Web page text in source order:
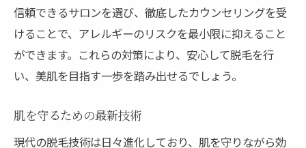
信頼できるサロンを選び、徹底したカウンセリングを受
けることで、アレルギーのリスクを最小限に抑えること
ができます。これらの対策により、安心して脱毛を行
い、美肌を目指す一歩を踏み出せるでしょう。
肌を守るための最新技術
現代の脱毛技術は日々進化しており、肌を守りながら効